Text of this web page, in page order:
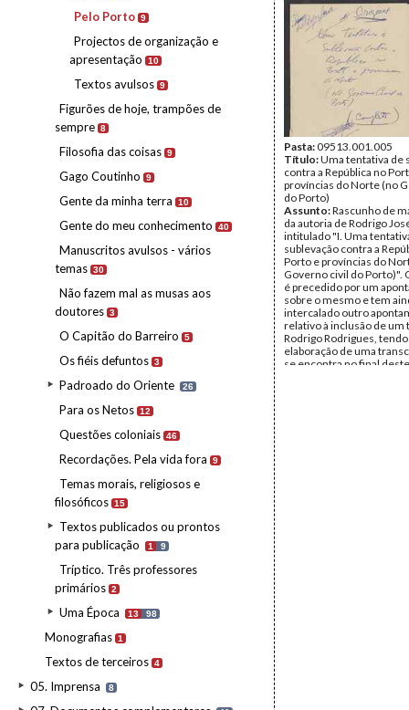
Pelo Porto 9
Projectos de organização e
apresentação
10
Textos avulsos 9
Figurões de hoje, trampões de
sempre 8
Filosofia das coisas 9
Gago Coutinho 9
Gente da minha terra 10
Gente do meu conhecimento 40
Manuscritos avulsos - vários
temas 30
Não fazem mal as musas aos
doutores 3
O Capitão do Barreiro 5
Os fiéis defuntos 3
Padroado do Oriente 26
Para os Netos 12
Questões coloniais 46
Recordações. Pela vida fora 9
Temas morais, religiosos e
filosóficos 15
Textos publicados ou prontos
para publicação
1 9
Tríptico. Três professores
primários 2
Uma Época 13 98
Monografias 1
Textos de terceiros 4
05. Imprensa 8
Pasta:09513.001.005
Título:Uma tentativa de
contra a República no
províncias do Norte (no
do Porto)
Assunto:Rascunho de
da autoria de Rodrigo
intitulado "I. Uma
sublevação contra a
Porto e províncias do
Governo civil do Porto)".
é precedido por um
sobre o mesmo e tem
intercalado outro
relativo à inclusão de um
Rodrigo Rodrigues,
elaboração de uma
se encontra no final deste